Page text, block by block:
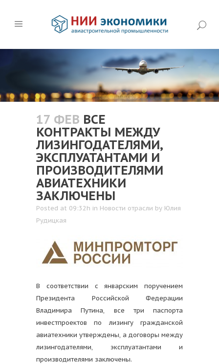
17 ФЕВ ВСЕ
КОНТРАКТЫ МЕЖДУ
ЛИЗИНГОДАТЕЛЯМИ,
ЭКСПЛУАТАНТАМИ И
ПРОИЗВОДИТЕЛЯМИ
АВИАТЕХНИКИ
ЗАКЛЮЧЕНЫ
Posted at 09:32h in Новости отрасли by Юлия
Рудицкая
В соответствии с январским поручением
Президента Российской Федерации
Владимира Путина, все три паспорта
инвестпроектов по лизингу гражданской
авиатехники утверждены, а договоры между
лизингодателями, эксплуатантами и
производителями заключены.